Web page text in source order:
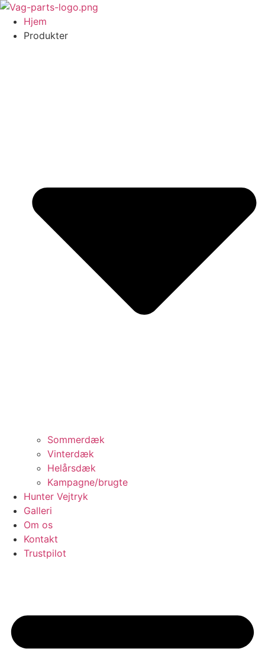
Videre
indhold
Hjem
Produkter
Sommerdæk
Vinterdæk
Helårsdæk
Kampagne/brugte
Hunter Vejtryk
Galleri
Om os
Kontakt
Trustpilot